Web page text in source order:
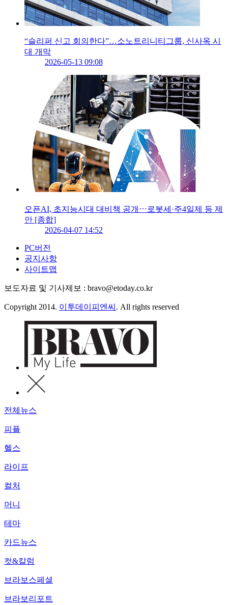
“슬리퍼 신고 회의한다”…소노트리니티그룹, 신사옥 시
대 개막
2026-05-13 09:08
오픈AI, 초지능시대 대비책 공개⋯로봇세·주4일제 등 제
안 [종합]
2026-04-07 14:52
PC버전
공지사항
사이트맵
보도자료 및 기사제보 : bravo@etoday.co.kr
Copyright 2014. 이투데이피엔씨 . All rights reserved
전체뉴스
피플
헬스
라이프
컬처
머니
테마
카드뉴스
컷&칼럼
브라보스페셜
브라보리포트